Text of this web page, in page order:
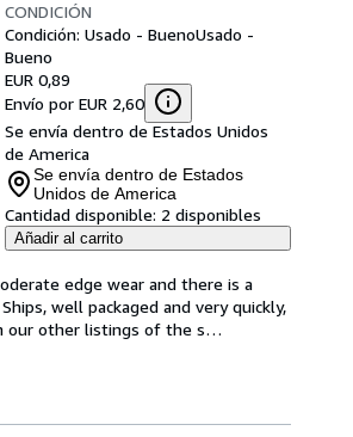
CONDICIÓN
Condición: Usado - BuenoUsado -
Bueno
EUR 0,89
Envío por EUR 2,60
Se envía dentro de Estados Unidos
de America
Se envía dentro de Estados
Unidos de America
Cantidad disponible: 2 disponibles
Añadir al carrito
edge wear and there is a
well packaged and very quickly,
our other listings of the s…